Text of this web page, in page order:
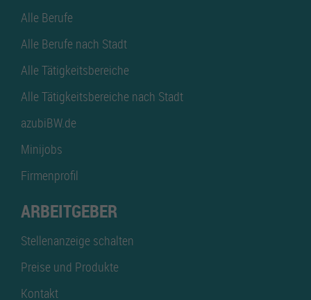
Alle Berufe
Alle Berufe nach Stadt
Alle Tätigkeitsbereiche
Alle Tätigkeitsbereiche nach Stadt
azubiBW.de
Minijobs
Firmenprofil
ARBEITGEBER
Stellenanzeige schalten
Preise und Produkte
Kontakt